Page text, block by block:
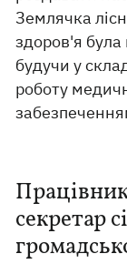
Землячка
здоров'я
будучи у
роботу
Працівник
секретар